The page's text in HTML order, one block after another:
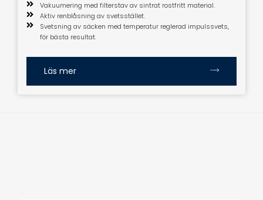
Vakuumering med filterstav av sintrat rostfritt material.
Aktiv renblåsning av svetsstället.
Svetsning av säcken med temperatur reglerad impulssvets,
för bästa resultat.
Läs mer